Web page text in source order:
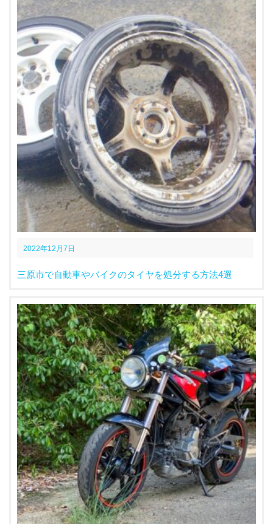
2022年12月7日
三原市で自動車やバイクのタイヤを処分する方法4選